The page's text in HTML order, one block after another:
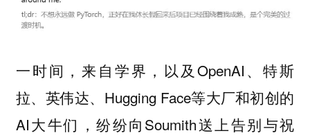
一时间，来自学界，以及OpenAI、特斯
拉、英伟达、Hugging Face等大厂和初创的
AI大牛们，纷纷向Soumith送上告别与祝